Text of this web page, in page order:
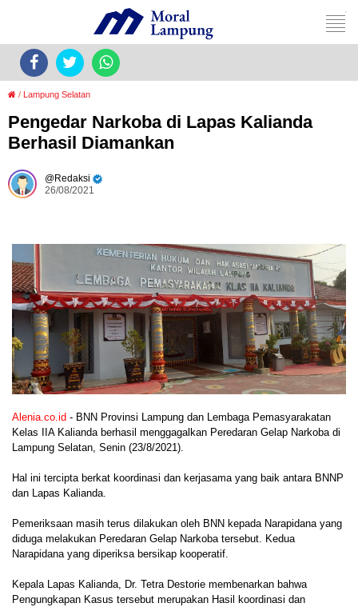
/ Lampung Selatan
Pengedar Narkoba di Lapas Kalianda
Berhasil Diamankan
Redaksi
26/08/2021
Alenia.co.id - BNN Provinsi Lampung dan Lembaga Pemasyarakatan
Kelas IIA Kalianda berhasil menggagalkan Peredaran Gelap Narkoba di
Lampung Selatan, Senin (23/8/2021).
Hal ini tercipta berkat koordinasi dan kerjasama yang baik antara BNNP
dan Lapas Kalianda.
Pemeriksaan masih terus dilakukan oleh BNN kepada Narapidana yang
diduga melakukan Peredaran Gelap Narkoba tersebut. Kedua
Narapidana yang diperiksa bersikap kooperatif.
Kepala Lapas Kalianda, Dr. Tetra Destorie membenarkan bahwa
Pengungkapan Kasus tersebut merupakan Hasil koordinasi dan